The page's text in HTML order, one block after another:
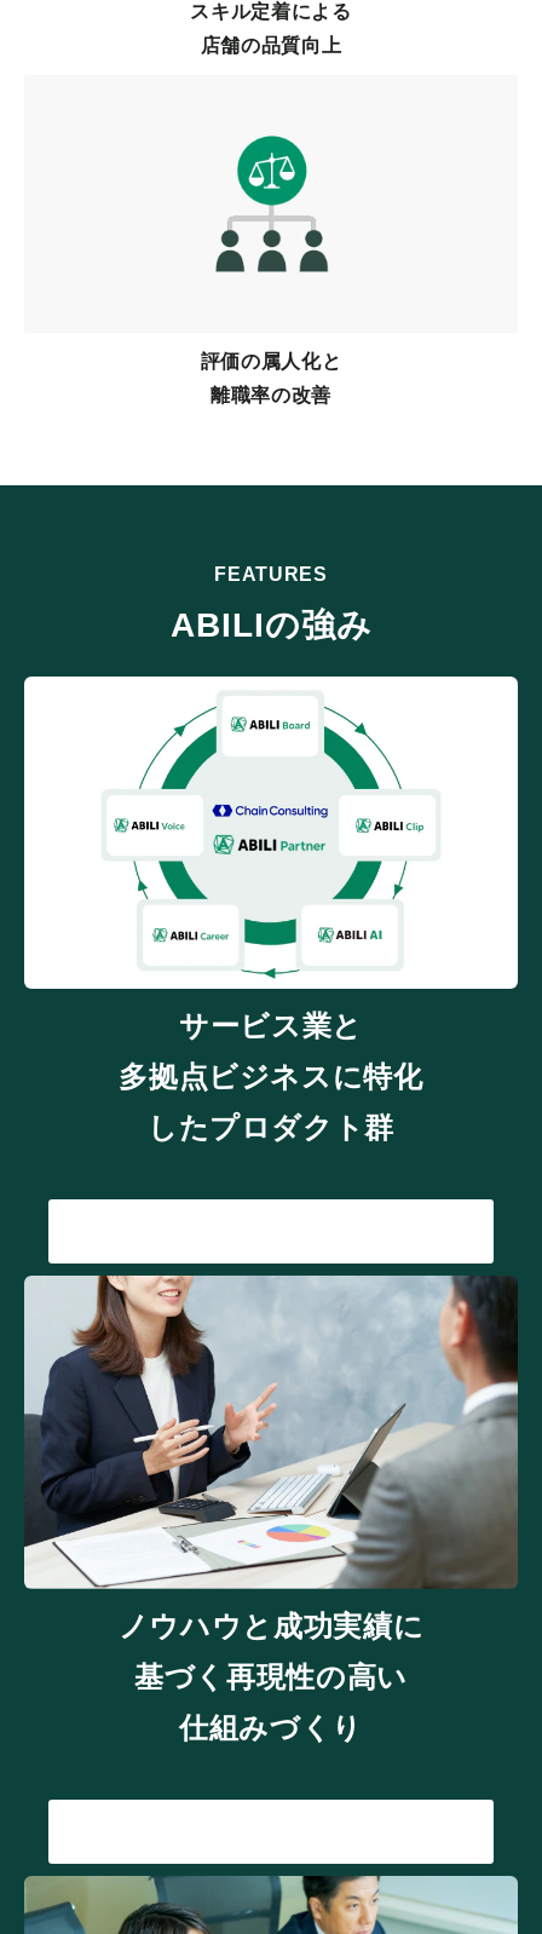
スキル定着による
店舗の品質向上
評価の属人化と
離職率の改善
FEATURES
ABILIの強み
サービス業と
多拠点ビジネスに特化
したプロダクト群
ノウハウと成功実績に
基づく再現性の高い
仕組みづくり